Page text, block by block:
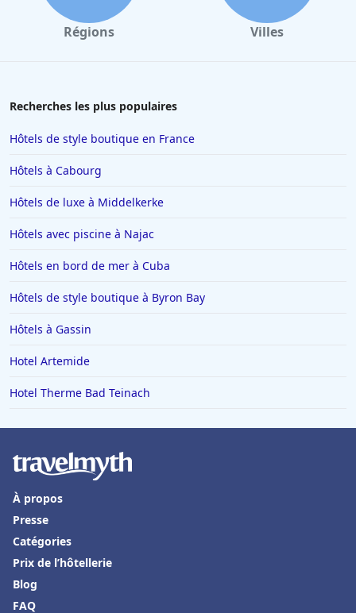
Hôtels à Combloux
Hôtels à Salou
Hôtels à Giverny
Hôtels à Saint-Remy-de-Provence
Hôtels à Chambéry
Hôtels à Tignes
Hôtels en Italie
Hôtels à Miami
Hôtels en Loire Atlantique
Hôtels à Tulum
Hôtels à Turin
Hôtels en Andorre
Hôtels à Chantilly
Régions Villes
Recherches les plus populaires
Hôtels de style boutique en France
Hôtels à Cabourg
Hôtels de luxe à Middelkerke
Hôtels avec piscine à Najac
Hôtels en bord de mer à Cuba
Hôtels de style boutique à Byron Bay
Hôtels à Gassin
Hotel Artemide
Hotel Therme Bad Teinach
À propos
Presse
Catégories
Prix de l’hôtellerie
Blog
FAQ